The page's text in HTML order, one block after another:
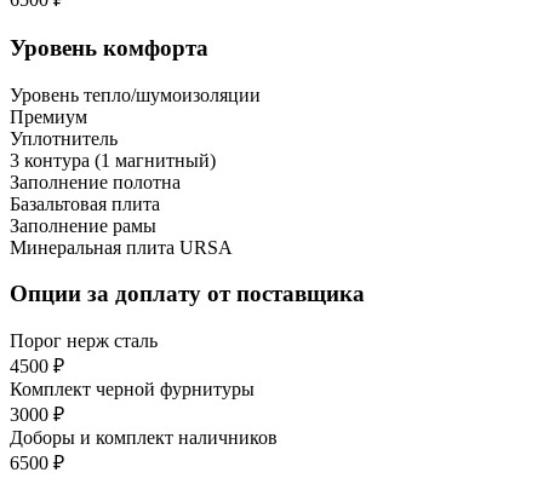
Уровень комфорта
Уровень тепло/шумоизоляции
Премиум
Уплотнитель
3 контура (1 магнитный)
Заполнение полотна
Базальтовая плита
Заполнение рамы
Минеральная плита URSA
Опции за доплату от поставщика
Порог нерж сталь
4500 ₽
Комплект черной фурнитуры
3000 ₽
Доборы и комплект наличников
6500 ₽